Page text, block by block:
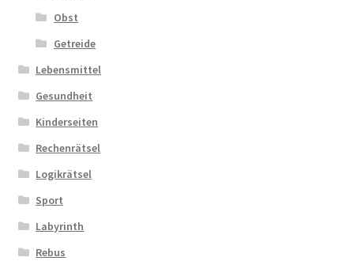
Obst
Getreide
Lebensmittel
Gesundheit
Kinderseiten
Rechenrätsel
Logikrätsel
Sport
Labyrinth
Rebus